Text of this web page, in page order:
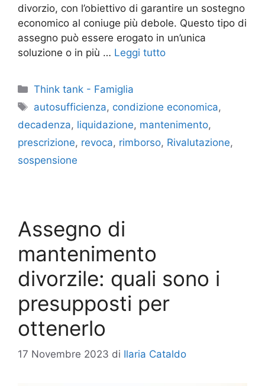
divorzio, con l’obiettivo di garantire un sostegno
economico al coniuge più debole. Questo tipo di
assegno può essere erogato in un’unica
soluzione o in più … Leggi tutto
Categorie
Think tank - Famiglia
Tag
autosufficienza, condizione economica,
decadenza, liquidazione, mantenimento,
prescrizione, revoca, rimborso, Rivalutazione,
sospensione
Assegno di
mantenimento
divorzile: quali sono i
presupposti per
ottenerlo
17 Novembre 2023 di Ilaria Cataldo